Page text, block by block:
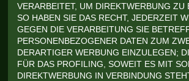
VERARBEITET, UM DIREKTWERBUNG ZU
SO HABEN SIE DAS RECHT, JEDERZEIT
GEGEN DIE VERARBEITUNG SIE
PERSONENBEZOGENER DATEN ZUM
DERARTIGER WERBUNG EINZULEGEN;
FÜR DAS PROFILING, SOWEIT ES MIT
DIREKTWERBUNG IN VERBINDUNG